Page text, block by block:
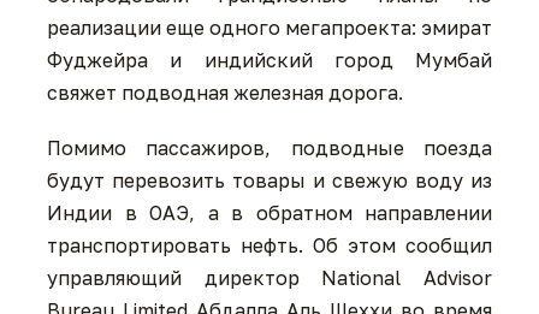
реализации еще одного мегапроекта: эмират
Фуджейра и индийский город Мумбай
свяжет подводная железная дорога.
Помимо пассажиров, подводные поезда
будут перевозить товары и свежую воду из
Индии в ОАЭ, а в обратном направлении
транспортировать нефть. Об этом сообщил
управляющий директор National Advisor